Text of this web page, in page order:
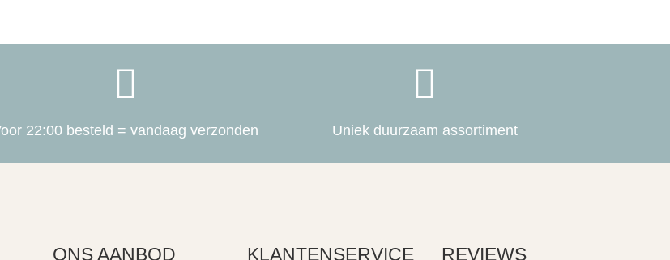

22:00 besteld = vandaag verzonden

Uniek duurzaam assortiment
ONS AANBOD KLANTENSERVICE REVIEWS